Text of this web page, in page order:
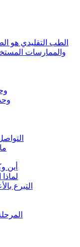
الطب التقليدي هو
والممارسات
أين
التبرع